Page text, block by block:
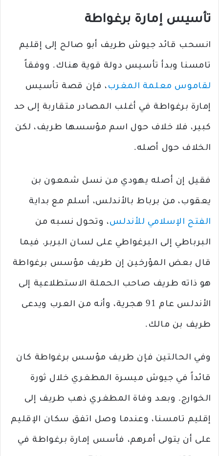
تأسيس إمارة برغواطة
انسحب قائد جيوش طريف أبو صالح إلى إقليم
تامسنا وبدأ تأسيس دولة قوية هناك. ووفقاً
لقاموس معلمة المغرب ، فإن قصة تأسيس
إمارة برغواطة في أغلب المصادر متقاربة إلى حد
كبير، فلا خلاف حول اسم مؤسسها طريف، لكن
الخلاف حول أصله.
فقيل إن أصله يهودي من نسل شمعون بن
يعقوب، من برباط بالأندلس، أسلم مع بداية
الفتح الإسلامي للأندلس، وتحول نسبه من
البرباطي إلى البرغواطي على لسان البربر. فيما
قال بعض المؤرخين إن طريف مؤسس برغواطة
هو ذاته طريف صاحب الحملة الاستطلاعية إلى
الأندلس عام 91 هجرية، وأنه من العرب ويدعى
طريف بن مالك.
وفي الحالتين فإن طريف مؤسس برغواطة كان
قائداً في جيوش ميسرة المطغري خلال ثورة
الخوارج. وبعد وفاة المطغري ذهب طريف إلى
إقليم تامسنا، وعندما وصل اتفق سكان الإقليم
على أن يتولى أمرهم، فأسس إمارة برغواطة في